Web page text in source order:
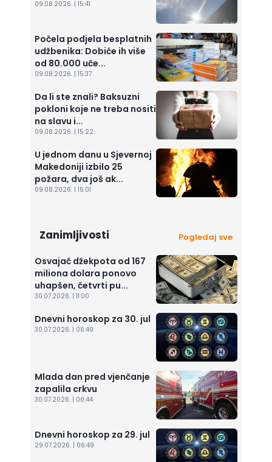
09.08.2026. | 15:41
Počela podjela besplatnih
udžbenika: Dobiće ih više
od 80.000 uče...
09.08.2026. | 15:37
Da li ste znali? Baksuzni
pokloni koje ne treba nositi
na slavu i...
09.08.2026. | 15:22
U jednom danu u Sjevernoj
Makedoniji izbilo 25
požara, dva još ak...
09.08.2026. | 15:01
Zanimljivosti Pogledaj sve
Osvajač džekpota od 167
miliona dolara ponovo
uhapšen, četvrti pu...
30.07.2026. | 11:00
Dnevni horoskop za 30. jul
30.07.2026. | 06:49
Mlada dan pred vjenčanje
zapalila crkvu
30.07.2026. | 00:44
Dnevni horoskop za 29. jul
29.07.2026. | 06:49